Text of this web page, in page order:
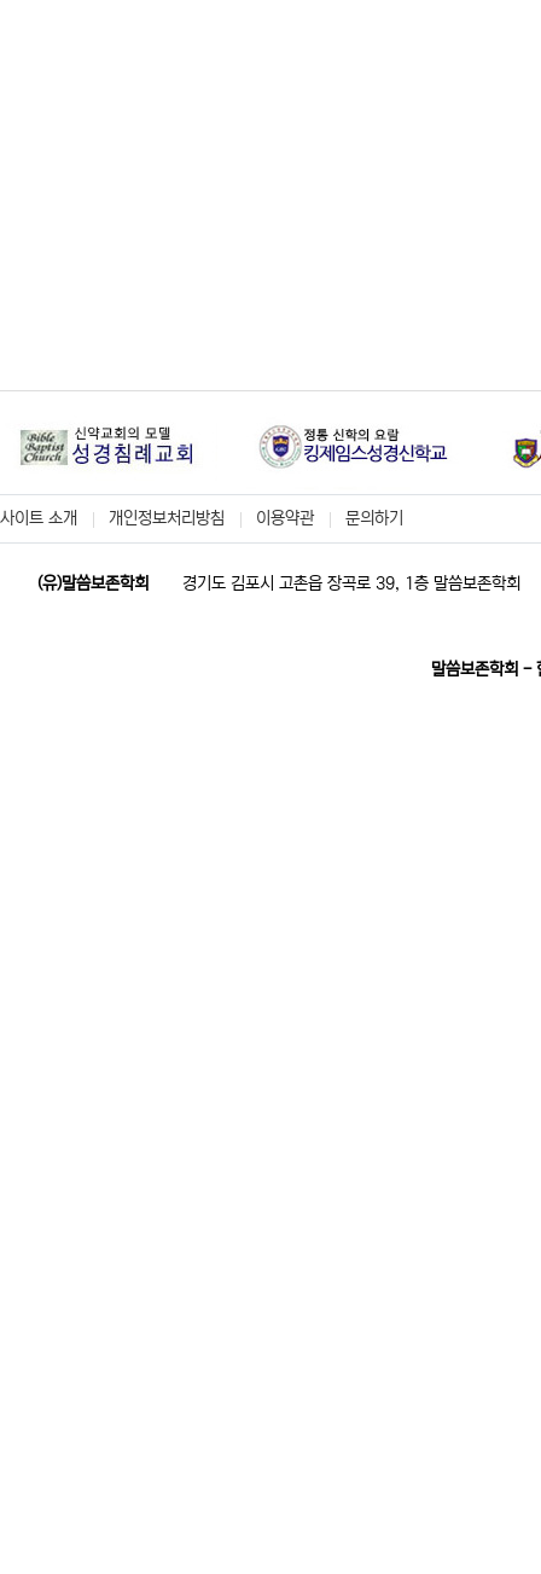
사이트 소개 개인정보처리방침 이용약관 문의하기
(유)말씀보존학회 경기도 김포시 고촌읍 장곡로 39, 1층 말씀보존학회
말씀보존학회 -